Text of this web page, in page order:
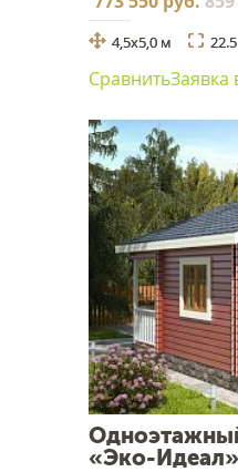
4,5х5,0 м
СравнитьЗаявка
«Эко-Идеал»